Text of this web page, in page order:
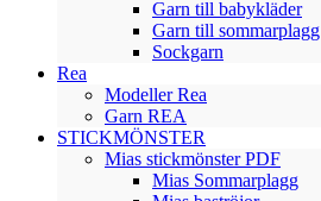
Garn till babykläder
Garn till sommarplagg
Sockgarn
Rea
Modeller Rea
Garn REA
STICKMÖNSTER
Mias stickmönster PDF
Mias Sommarplagg